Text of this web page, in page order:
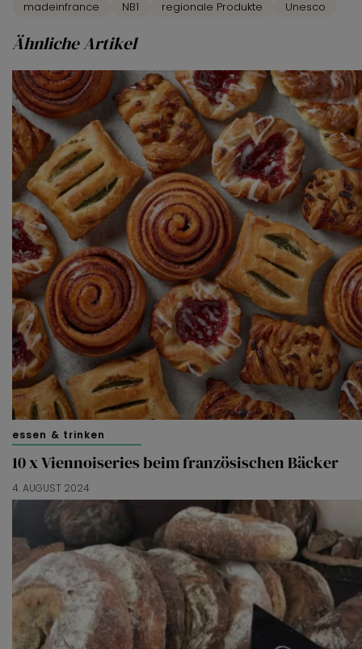
madeinfrance
NB1 regionale Produkte Unesco
Ähnliche Artikel
essen & trinken
10 x Viennoiseries beim französischen Bäcker
4. AUGUST 2024